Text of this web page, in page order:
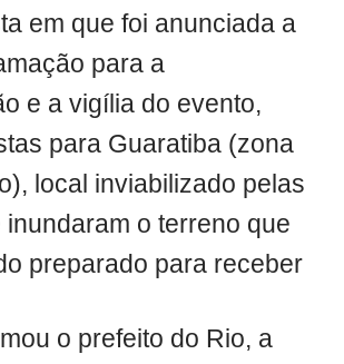
em que foi anunciada a
para a
e a vigília do evento,
para Guaratiba (zona
local inviabilizado pelas
o terreno que
preparado para receber
o prefeito do Rio, a